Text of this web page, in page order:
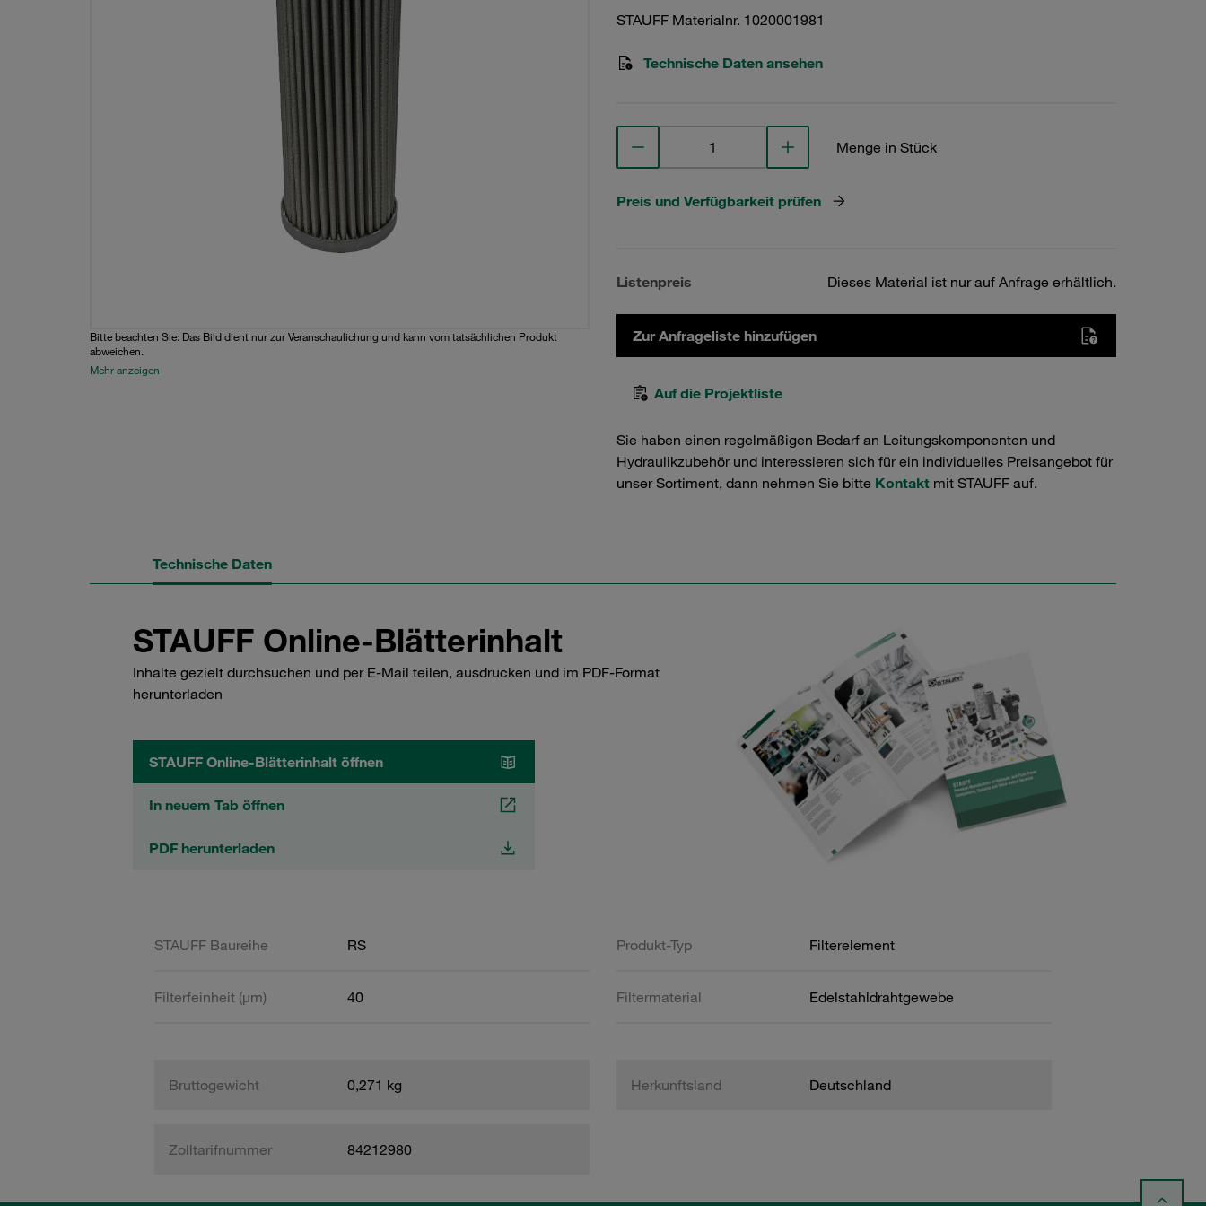
Bitte beachten Sie: Das Bild dient nur zur Veranschaulichung und kann vom tatsächlichen Produkt
abweichen.
Mehr anzeigen
STAUFF Materialnr. 1020001981
Technische Daten ansehen
Menge in Stück
Preis und Verfügbarkeit prüfen
Listenpreis Dieses Material ist nur auf Anfrage erhältlich.
Zur Anfrageliste hinzufügen
Auf die Projektliste
Sie haben einen regelmäßigen Bedarf an Leitungskomponenten und
Hydraulikzubehör und interessieren sich für ein individuelles Preisangebot für
unser Sortiment, dann nehmen Sie bitte Kontakt mit STAUFF auf.
Technische Daten
STAUFF Online-Blätterinhalt
Inhalte gezielt durchsuchen und per E-Mail teilen, ausdrucken und im PDF-Format
herunterladen
STAUFF Online-Blätterinhalt öffnen
In neuem Tab öffnen
PDF herunterladen
STAUFF Baureihe RS Produkt-Typ Filterelement
Filterfeinheit (µm) 40 Filtermaterial Edelstahldrahtgewebe
Bruttogewicht 0,271 kg Herkunftsland Deutschland
Zolltarifnummer 84212980